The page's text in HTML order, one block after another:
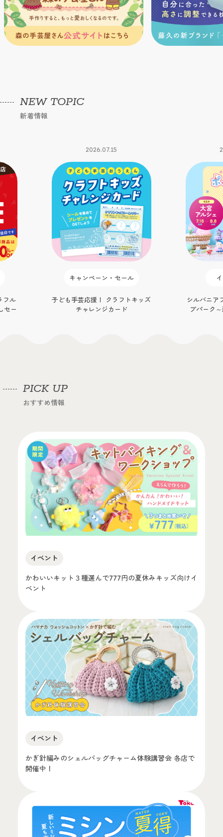
NEW TOPIC
新着情報
フル
セー
2026.07.15
キャンペーン・セール
子ども手芸応援！ クラフトキッズ
チャレンジカード
シルバニア
プパーク
PICK UP
おすすめ情報
イベント
かわいいキット３種選んで777円の夏休みキッズ向けイ
ベント
イベント
かぎ針編みのシェルバッグチャーム体験講習会 各店で
開催中！